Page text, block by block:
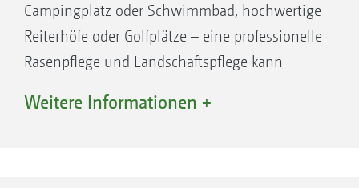
Campingplatz oder Schwimmbad, hochwertige
Reiterhöfe oder Golfplätze – eine professionelle
Rasenpflege und Landschaftspflege kann
Freizeiteinrichtungen werden, ob perfekt
Weitere Informationen +